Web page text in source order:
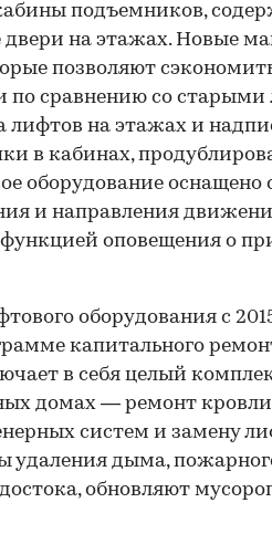
подъемников,
двери на этажах. Новые
позволяют
по сравнению со
лифтов на этажах и
в кабинах,
оборудование
и направления
оповещения о
оборудования с
капитального
в себя целый
домах — ремонт
систем и замену
удаления дыма,
обновляют